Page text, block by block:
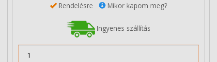
Rendelésre Mikor kapom meg?
Ingyenes szállítás